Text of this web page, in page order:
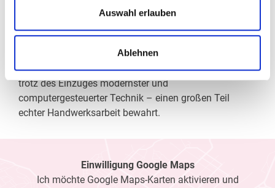
Auswahl erlauben
Ablehnen
Wir verschaffen Ihnen meist ohne lange Wartezeiten
fertigen daraufhin die perfekten Kontaktlinsen oder die
individuell auf Ihre Sehaufgaben zugeschnittene Brille
an. Als Gesundheitsberuf hat sich die Augenoptik –
trotz des Einzuges modernster und
computergesteuerter Technik – einen großen Teil
echter Handwerksarbeit bewahrt.
Einwilligung Google Maps
Ich möchte Google Maps-Karten aktivieren und